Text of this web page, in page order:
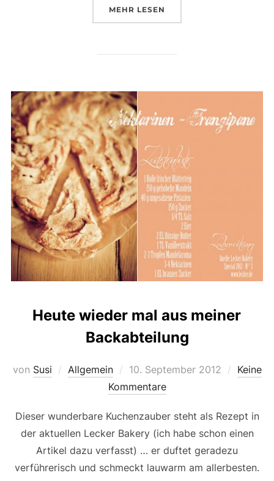
MEHR ÜBER „DIE
LESEN
Heute wieder mal aus meiner
Backabteilung
von Susi Allgemein
Veröffentlicht
am
10. September 2012
Keine
Kommentare
Dieser wunderbare Kuchenzauber steht als Rezept in
der aktuellen Lecker Bakery (ich habe schon einen
Artikel dazu verfasst) … er duftet geradezu
verführerisch und schmeckt lauwarm am allerbesten.